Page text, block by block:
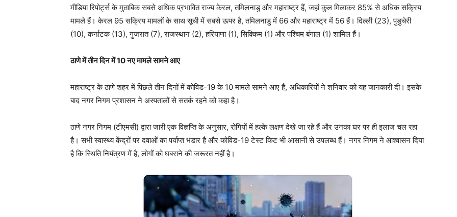
मीडिया रिपोर्ट्स के मुताबिक सबसे अधिक प्रभावित राज्य केरल, तमिलनाडु और महाराष्ट्र हैं, जहां कुल मिलाकर 85% से अधिक सक्रिय
मामले हैं। केरल 95 सक्रिय मामलों के साथ सूची में सबसे ऊपर है, तमिलनाडु में 66 और महाराष्ट्र में 56 हैं। दिल्ली (23), पुडुचेरी
(10), कर्नाटक (13), गुजरात (7), राजस्थान (2), हरियाणा (1), सिक्किम (1) और पश्चिम बंगाल (1) शामिल हैं।
ठाणे में तीन दिन में 10 नए मामले सामने आए
महाराष्ट्र के ठाणे शहर में पिछले तीन दिनों में कोविड-19 के 10 मामले सामने आए हैं, अधिकारियों ने शनिवार को यह जानकारी दी। इसके
बाद नगर निगम प्रशासन ने अस्पतालों से सतर्क रहने को कहा है।
ठाणे नगर निगम (टीएमसी) द्वारा जारी एक विज्ञप्ति के अनुसार, रोगियों में हल्के लक्षण देखे जा रहे हैं और उनका घर पर ही इलाज चल रहा
है। सभी स्वास्थ्य केंद्रों पर दवाओं का पर्याप्त भंडार है और कोविड-19 टेस्ट किट भी आसानी से उपलब्ध हैं। नगर निगम ने आश्वासन दिया
है कि स्थिति नियंत्रण में है, लोगों को घबराने की जरूरत नहीं है।